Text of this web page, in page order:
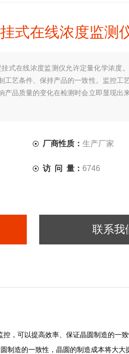
式在线浓度监测
式在线浓度监测仪允许定量化学浓度
工艺条件、保持产品的一致性。监控工
产品质量的变化在检测时会立即显现出
厂商性质：生产厂家
访 问 量： 6746
联系我
控，可以提高效率、保证晶圆制造的一
制造的一致性，晶圆的制造成本将大大